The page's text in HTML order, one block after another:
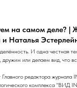
на самом деле? |
Наталья
И одна честная
дружим или делаем вид, что
редактора журнала
комплекса "ВИД